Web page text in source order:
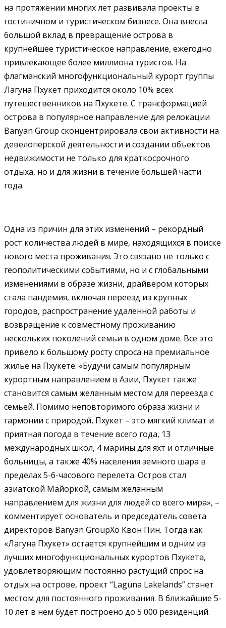
на протяжении многих лет развивала проекты в
гостиничном и туристическом бизнесе. Она внесла
большой вклад в превращение острова в
крупнейшее туристическое направление, ежегодно
привлекающее более миллиона туристов. На
флагманский многофункциональный курорт группы
Лагуна Пхукет приходится около 10% всех
путешественников на Пхукете. С трансформацией
острова в популярное направление для релокации
Banyan Group сконцентрировала свои активности на
девелоперской деятельности и создании объектов
недвижимости не только для краткосрочного
отдыха, но и для жизни в течение большей части
года.
Одна из причин для этих изменений – рекордный
рост количества людей в мире, находящихся в поиске
нового места проживания. Это связано не только с
геополитическими событиями, но и с глобальными
изменениями в образе жизни, драйвером которых
стала пандемия, включая переезд из крупных
городов, распространение удаленной работы и
возвращение к совместному проживанию
нескольких поколений семьи в одном доме. Все это
привело к большому росту спроса на премиальное
жилье на Пхукете. «Будучи самым популярным
курортным направлением в Азии, Пхукет также
становится самым желанным местом для переезда с
семьей. Помимо неповторимого образа жизни и
гармонии с природой, Пхукет – это мягкий климат и
приятная погода в течение всего года, 13
международных школ, 4 марины для яхт и отличные
больницы, а также 40% населения земного шара в
пределах 5-6-часового перелета. Остров стал
азиатской Майоркой, самым желанным
направлением для жизни для людей со всего мира», –
комментирует основатель и председатель совета
директоров Banyan GroupХо Квон Пин. Тогда как
«Лагуна Пхукет» остается крупнейшим и одним из
лучших многофункциональных курортов Пхукета,
удовлетворяющим постоянно растущий спрос на
отдых на острове, проект “Laguna Lakelands” станет
местом для постоянного проживания. В ближайшие 5-
10 лет в нем будет построено до 5 000 резиденций.